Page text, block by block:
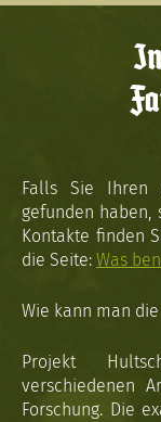
Falls Sie Ihren
gefunden haben,
Kontakte finden
die Seite: Was
Wie kann man
Projekt
verschiedenen
Forschung. Die